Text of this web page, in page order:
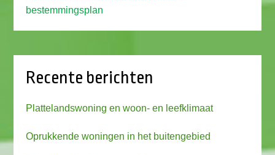
bestemmingsplan
Recente berichten
Plattelandswoning en woon- en leefklimaat
Oprukkende woningen in het buitengebied